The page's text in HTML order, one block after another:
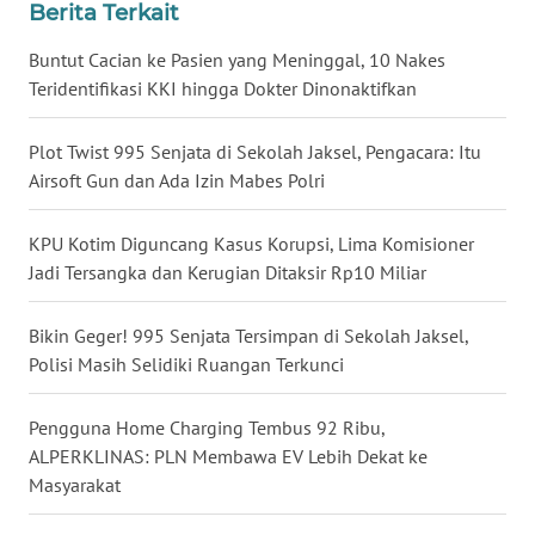
Berita Terkait
Buntut Cacian ke Pasien yang Meninggal, 10 Nakes
Teridentifikasi KKI hingga Dokter Dinonaktifkan
Plot Twist 995 Senjata di Sekolah Jaksel, Pengacara: Itu
Airsoft Gun dan Ada Izin Mabes Polri
KPU Kotim Diguncang Kasus Korupsi, Lima Komisioner
Jadi Tersangka dan Kerugian Ditaksir Rp10 Miliar
Bikin Geger! 995 Senjata Tersimpan di Sekolah Jaksel,
Polisi Masih Selidiki Ruangan Terkunci
Pengguna Home Charging Tembus 92 Ribu,
ALPERKLINAS: PLN Membawa EV Lebih Dekat ke
Masyarakat
BABEL
WN
SUMBAR
WN
SUMSEL
WN
BENGKULU
WN
JATENG